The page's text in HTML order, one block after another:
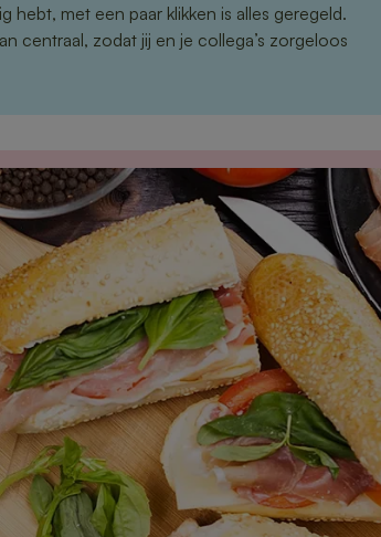
hebt, met een paar klikken is alles geregeld.
centraal, zodat jij en je collega’s zorgeloos